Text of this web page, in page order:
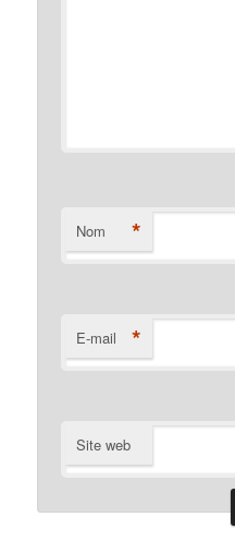
Nom *
E-mail *
Site web